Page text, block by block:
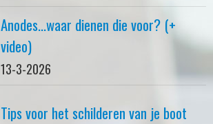
Anodes...waar dienen die voor? (+
video)
13-3-2026
Tips voor het schilderen van je boot